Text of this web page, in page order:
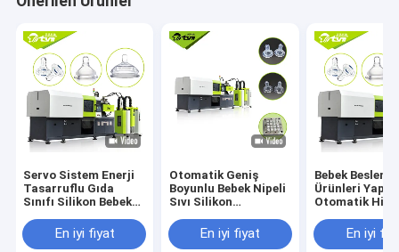
Servo Sistem Enerji
Tasarruflu Gıda
Sınıfı Silikon Bebek
Emzik LSR
Enjeksiyon Makinesi
En iyi fiyat
Otomatik Geniş
Boyunlu Bebek Nipeli
Sıvı Silikon
En iyi fiyat
Bebek Besleme
Ürünleri
Otomatik
MakinesiEn iyi